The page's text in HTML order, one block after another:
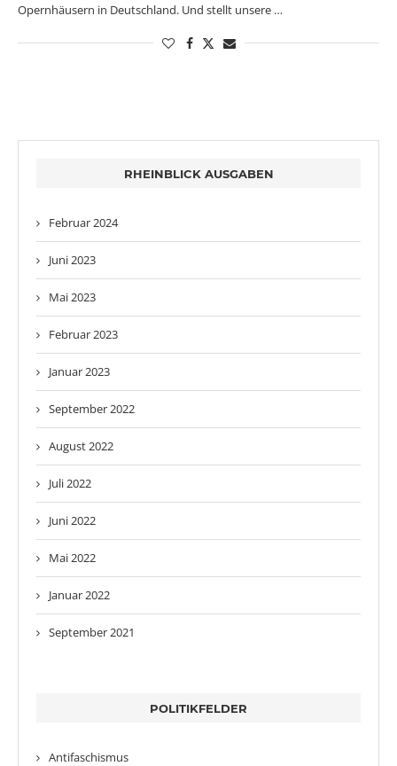
Opernhäusern in Deutschland. Und stellt unsere …
RHEINBLICK AUSGABEN
Februar 2024
Juni 2023
Mai 2023
Februar 2023
Januar 2023
September 2022
August 2022
Juli 2022
Juni 2022
Mai 2022
Januar 2022
September 2021
POLITIKFELDER
Antifaschismus